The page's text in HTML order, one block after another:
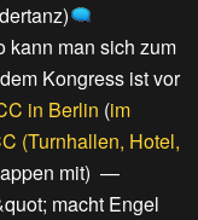
kann man sich zum
Kongress ist vor
in Berlin (im
(Turnhallen, Hotel,
mit) —
macht Engel